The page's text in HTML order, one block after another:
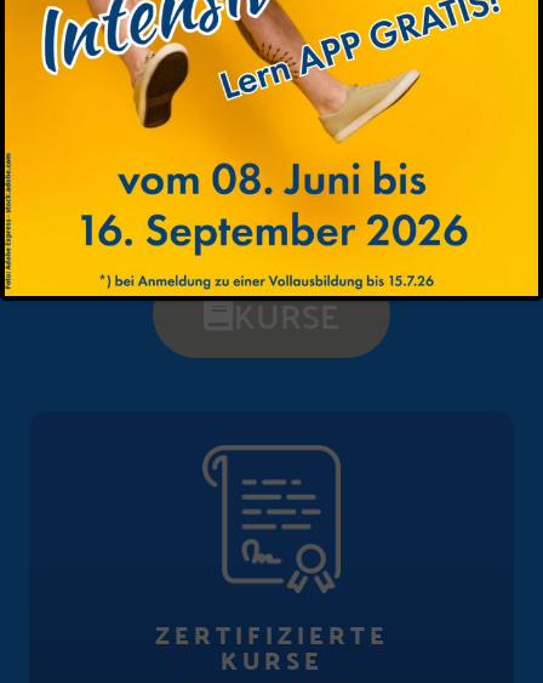
office@fahrschule-rapid.at
Linzer Str. 268, 1140 Wien
+43 (01) 9149675
linzerstr@fahrschule-rapid.at
ONLINE-ANMELDUNG
KURSE
ZERTIFIZIERTE
KURSE